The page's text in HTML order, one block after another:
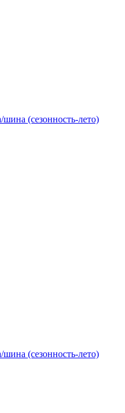
(сезонность-лето)
(сезонность-лето)